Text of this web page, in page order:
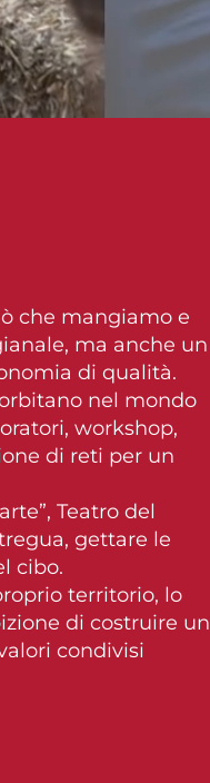
che mangiamo e
ma anche un
di qualità.
nel mondo
workshop,
di reti per un
Teatro del
gettare le
cibo.
territorio, lo
di costruire un
condivisi